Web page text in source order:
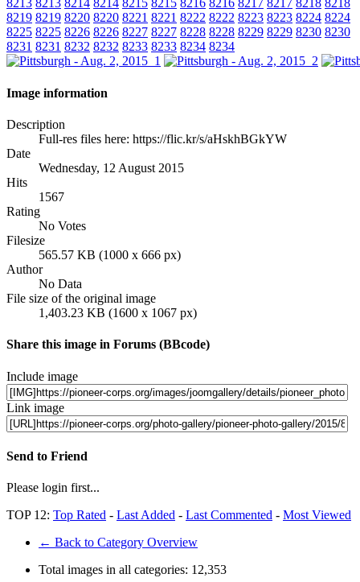
8213 8213 8214 8214 8215 8215 8216 8216 8217 8217 8218 8218
8219 8219 8220 8220 8221 8221 8222 8222 8223 8223 8224 8224
8225 8225 8226 8226 8227 8227 8228 8228 8229 8229 8230 8230
8231 8231 8232 8232 8233 8233 8234 8234
Image information
Description
Full-res files here: https://flic.kr/s/aHskhBGkYW
Date
Wednesday, 12 August 2015
Hits
1567
Rating
No Votes
Filesize
565.57 KB (1000 x 666 px)
Author
No Data
File size of the original image
1,403.23 KB (1600 x 1067 px)
Share this image in Forums (BBcode)
Include image
Link image
Send to Friend
Please login first...
TOP 12: Top Rated - Last Added - Last Commented - Most Viewed
← Back to Category Overview
Total images in all categories: 12,353